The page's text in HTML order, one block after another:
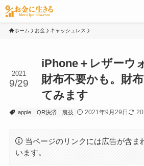
ホーム お金 キャッシュレス
iPhone＋レザーウ
財布不要かも。財
てみます
2021
9/29
apple QR決済 裏技 2021年9月29日
当ページのリンクには広告が含ま
います。